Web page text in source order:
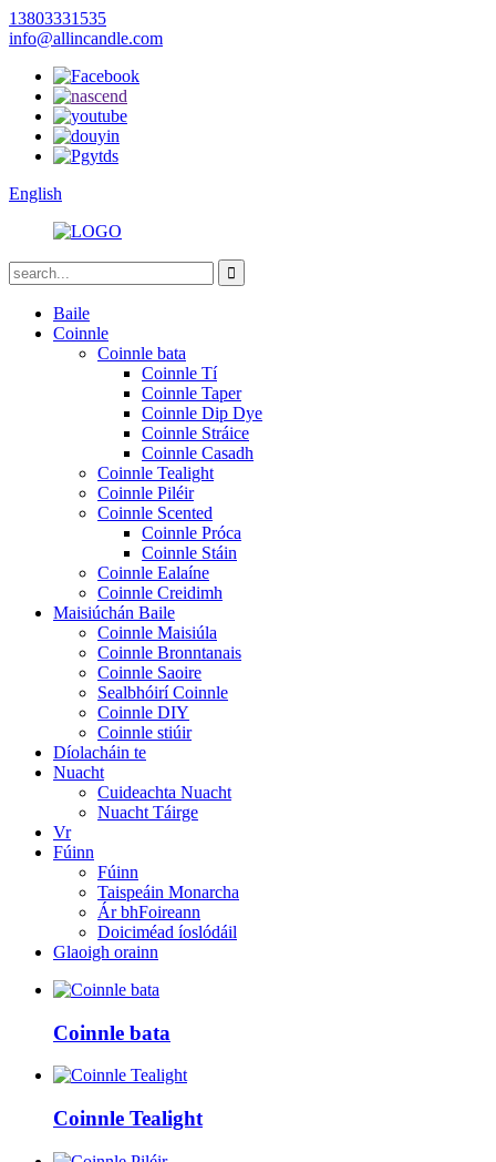
13803331535
info@allincandle.com
English
Baile
Coinnle
Coinnle bata
Coinnle Tí
Coinnle Taper
Coinnle Dip Dye
Coinnle Stráice
Coinnle Casadh
Coinnle Tealight
Coinnle Piléir
Coinnle Scented
Coinnle Próca
Coinnle Stáin
Coinnle Ealaíne
Coinnle Creidimh
Maisiúchán Baile
Coinnle Maisiúla
Coinnle Bronntanais
Coinnle Saoire
Sealbhóirí Coinnle
Coinnle DIY
Coinnle stiúir
Díolacháin te
Nuacht
Cuideachta Nuacht
Nuacht Táirge
Vr
Fúinn
Fúinn
Taispeáin Monarcha
Ár bhFoireann
Doiciméad íoslódáil
Glaoigh orainn
Coinnle bata
Coinnle Tealight